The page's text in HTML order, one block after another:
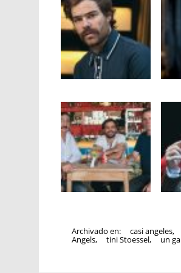
Archivado en: casi angeles,
Angels, tini Stoessel, un